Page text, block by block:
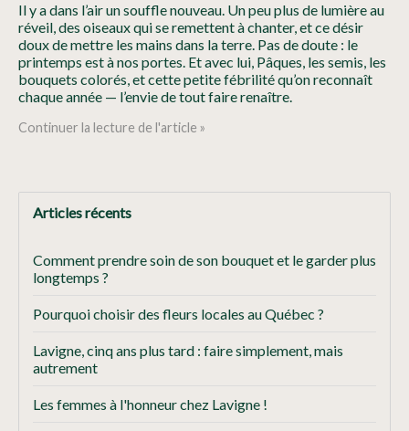
Il y a dans l’air un souffle nouveau. Un peu plus de lumière au
réveil, des oiseaux qui se remettent à chanter, et ce désir
doux de mettre les mains dans la terre. Pas de doute : le
printemps est à nos portes. Et avec lui, Pâques, les semis, les
bouquets colorés, et cette petite fébrilité qu’on reconnaît
chaque année — l’envie de tout faire renaître.
Continuer la lecture de l'article »
Articles récents
Comment prendre soin de son bouquet et le garder plus
longtemps ?
Pourquoi choisir des fleurs locales au Québec ?
Lavigne, cinq ans plus tard : faire simplement, mais
autrement
Les femmes à l'honneur chez Lavigne !